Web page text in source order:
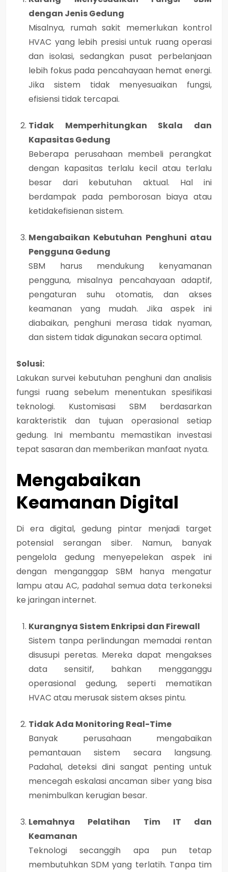
dengan Jenis Gedung
Misalnya, rumah sakit memerlukan kontrol
HVAC yang lebih presisi untuk ruang operasi
dan isolasi, sedangkan pusat perbelanjaan
lebih fokus pada pencahayaan hemat energi.
Jika sistem tidak menyesuaikan fungsi,
efisiensi tidak tercapai.
Tidak Memperhitungkan Skala dan
Kapasitas Gedung
Beberapa perusahaan membeli perangkat
dengan kapasitas terlalu kecil atau terlalu
besar dari kebutuhan aktual. Hal ini
berdampak pada pemborosan biaya atau
ketidakefisienan sistem.
Mengabaikan Kebutuhan Penghuni atau
Pengguna Gedung
SBM harus mendukung kenyamanan
pengguna, misalnya pencahayaan adaptif,
pengaturan suhu otomatis, dan akses
keamanan yang mudah. Jika aspek ini
diabaikan, penghuni merasa tidak nyaman,
dan sistem tidak digunakan secara optimal.
Solusi:
Lakukan survei kebutuhan penghuni dan analisis
fungsi ruang sebelum menentukan spesifikasi
teknologi. Kustomisasi SBM berdasarkan
karakteristik dan tujuan operasional setiap
gedung. Ini membantu memastikan investasi
tepat sasaran dan memberikan manfaat nyata.
Mengabaikan
Keamanan Digital
Di era digital, gedung pintar menjadi target
potensial serangan siber. Namun, banyak
pengelola gedung menyepelekan aspek ini
dengan menganggap SBM hanya mengatur
lampu atau AC, padahal semua data terkoneksi
ke jaringan internet.
Kurangnya Sistem Enkripsi dan Firewall
Sistem tanpa perlindungan memadai rentan
disusupi peretas. Mereka dapat mengakses
data sensitif, bahkan mengganggu
operasional gedung, seperti mematikan
HVAC atau merusak sistem akses pintu.
Tidak Ada Monitoring Real-Time
Banyak perusahaan mengabaikan
pemantauan sistem secara langsung.
Padahal, deteksi dini sangat penting untuk
mencegah eskalasi ancaman siber yang bisa
menimbulkan kerugian besar.
Lemahnya Pelatihan Tim IT dan
Keamanan
Teknologi secanggih apa pun tetap
membutuhkanSDM yang terlatih. Tanpa tim